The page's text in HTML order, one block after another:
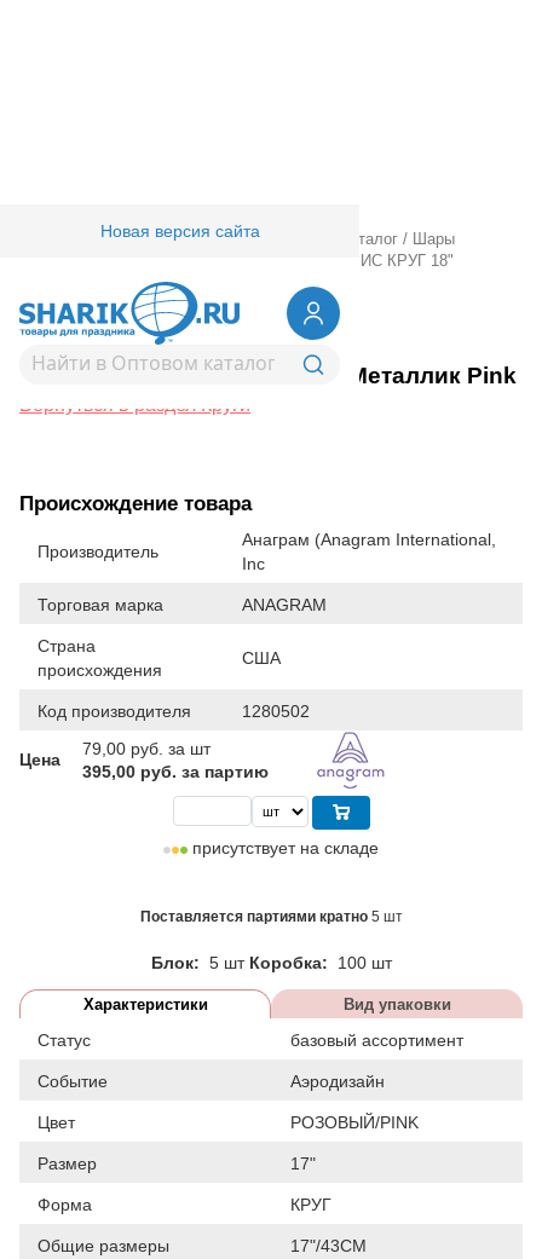
Новая версия сайта
Товары для праздника/ Оптовый каталог /
Шары
А Б/РИС КРУГ 18"
1204-0221А Б/РИС КРУГ 18" Металлик Pink
Вернуться в раздел Круги
Происхождение товара
Производитель
Анаграм (Anagram International,
Inc
Торговая марка ANAGRAM
Страна
происхождения
США
Код производителя 1280502
Цена
79,00 руб. за шт
395,00 руб. за партию
присутствует на складе
Поставляется партиями кратно 5 шт
Блок: 5 шт Коробка: 100 шт
Характеристики Вид упаковки
Статус базовый ассортимент
Событие Аэродизайн
Цвет РОЗОВЫЙ/PINK
Размер 17"
Форма КРУГ
Общие размеры 17"/43СМ